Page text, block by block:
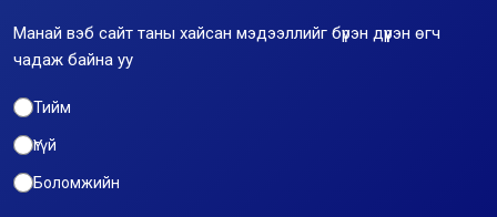
Манай вэб сайт таны хайсан мэдээллийг бүрэн дүүрэн өгч
чадаж байна уу
Тийм
Үгүй
Боломжийн